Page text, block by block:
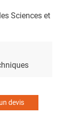
Sciences et
devis